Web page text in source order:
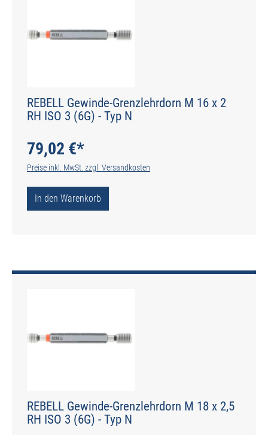
REBELL Gewinde-Grenzlehrdorn M 16 x 2
RH ISO 3 (6G) - Typ N
79,02 €*
Preise inkl. MwSt. zzgl. Versandkosten
In den Warenkorb
REBELL Gewinde-Grenzlehrdorn M 18 x 2,5
RH ISO 3 (6G) - Typ N